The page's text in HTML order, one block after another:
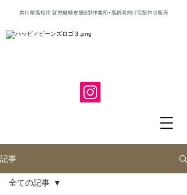
香川県高松市 就労継続支援Ｂ型作業所・高齢者向け宅配弁当販売
記事
全ての記事